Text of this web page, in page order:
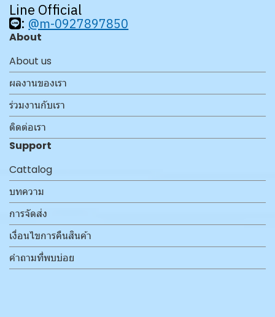
Line Official
: @m-0927897850
About
About us
ผลงานของเรา
ร่วมงานกับเรา
ติดต่อเรา
Support
Cattalog
บทความ
การจัดส่ง
เงื่อนไขการคืนสินค้า
คำถามที่พบบ่อย